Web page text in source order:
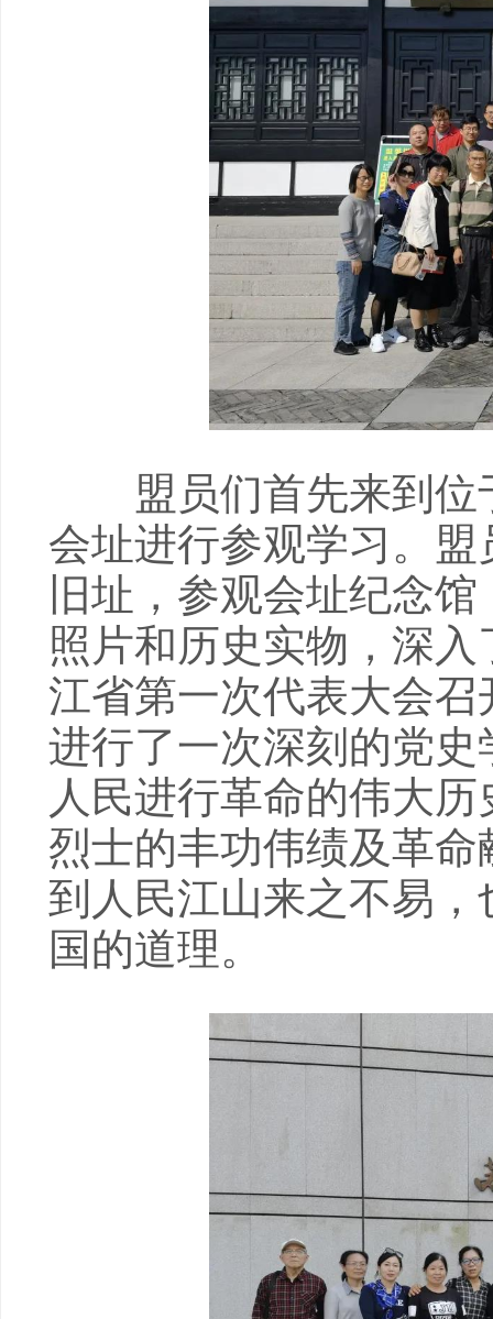
盟员们首先来到位
会址进行参观学习。
旧址，参观会址纪念
照片和历史实物，深
江省第一次代表大会
进行了一次深刻的党
人民进行革命的伟大
烈士的丰功伟绩及革
到人民江山来之不易
国的道理。